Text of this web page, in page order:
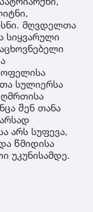
მღვდელთა
სიყვარული
სულიერსა
შენ თანა
არს სუფევა,
წმიდისა
უკუნისამდე.